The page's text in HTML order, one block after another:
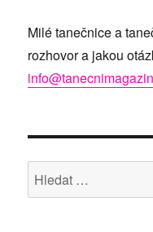
Milé tanečnice a
rozhovor a jakou
Hledat: